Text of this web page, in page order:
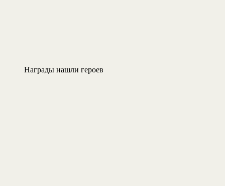
Награды нашли героев